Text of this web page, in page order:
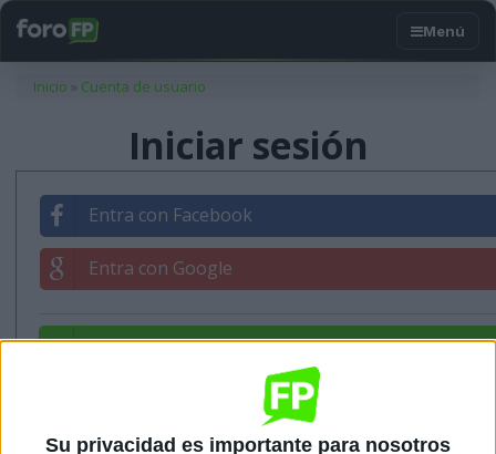
Su privacidad es importante para nosotros
Usted está aquí
Inicio » Cuenta de usuario
Iniciar sesión
Entra con Facebook
Entra con Google
Entrar con tu correo